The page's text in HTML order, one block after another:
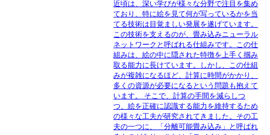
近頃は、深い学びが様々な分野で注目を集め
ており、特に絵を見て何が写っているかを当
てる技術は目覚ましい発展を遂げています。
この技術を支えるのが、畳み込みニューラル
ネットワークと呼ばれる仕組みです。この仕
組みは、絵の中に隠された特徴を上手く掴み
取る能力に長けています。しかし、この仕組
みが複雑になるほど、計算に時間がかかり、
多くの資源が必要になるという問題も抱えて
います。 そこで、計算の手間を減らしつ
つ、絵を正確に認識する能力を維持するため
の様々な工夫が研究されてきました。その工
夫の一つに、「分離可能畳み込み」と呼ばれ